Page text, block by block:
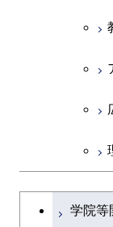
学士課程を切り替
学院等